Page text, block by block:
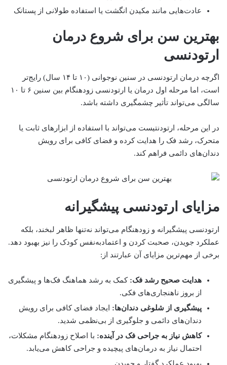
عادت‌هایی مانند مکیدن انگشت یا استفاده طولانی از پستانک
بهترین سن برای شروع درمان
ارتودنسی
اگرچه درمان ارتودنسی در سنین نوجوانی (۱۰ تا ۱۴ سال) رایج‌تر
است، اما مرحله اول درمان یا ارتودنسی زودهنگام بین سنین ۶ تا ۱۰
سالگی می‌تواند تأثیر چشمگیری داشته باشد.
در این مرحله، ارتودنتیست می‌تواند با استفاده از ابزارهای ثابت یا
متحرک، رشد فک را هدایت کرده و فضای کافی برای رویش
دندان‌های دائمی فراهم کند.
مزایای ارتودنسی پیشگیرانه
ارتودنسی پیشگیرانه و زودهنگام می‌تواند نه‌تنها ظاهر لبخند، بلکه
عملکرد جویدن، صحبت کردن و اعتمادبه‌نفس کودک را نیز بهبود دهد.
برخی از مهم‌ترین مزایای آن عبارتند از:
هدایت صحیح رشد فک: کمک به رشد هماهنگ فک‌ها و پیشگیری
از بروز ناهنجاری‌های فکی.
پیشگیری از شلوغی دندان‌ها: ایجاد فضای کافی برای رویش
دندان‌های دائمی و جلوگیری از بی‌نظمی شدید.
کاهش نیاز به جراحی فک در آینده: با اصلاح زودهنگام مشکلات،
احتمال نیاز به درمان‌های پیچیده و جراحی کاهش می‌یابد.